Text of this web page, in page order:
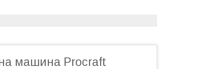
машина Procraft